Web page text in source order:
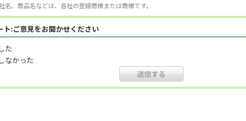
、商品名などは、各社の登録商標または商標です。
ト:ご意見をお聞かせください
た
なかった